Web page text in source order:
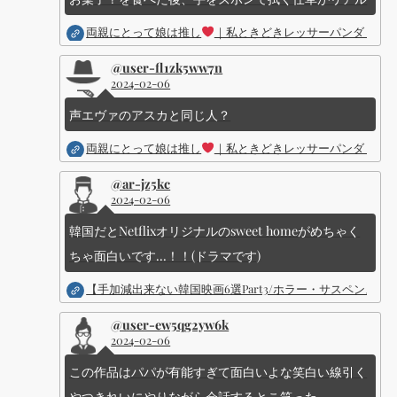
両親にとって娘は推し ｜私ときどきレッサーパンダ ｜
@user-fl1zk5ww7n
2024-02-06
声エヴァのアスカと同じ人？
両親にとって娘は推し ｜私ときどきレッサーパンダ ｜
@ar-jz5kc
2024-02-06
韓国だとNetflixオリジナルのsweet homeがめちゃく
ちゃ面白いです...！！(ドラマです)
【手加減出来ない韓国映画6選Part3/ホラー・サスペンス
@user-ew5qg2yw6k
2024-02-06
この作品はパパが有能すぎて面白いよな笑白い線引く